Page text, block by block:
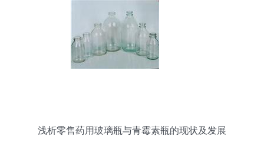
浅析零售药用玻璃瓶与青霉素瓶的现状及发展